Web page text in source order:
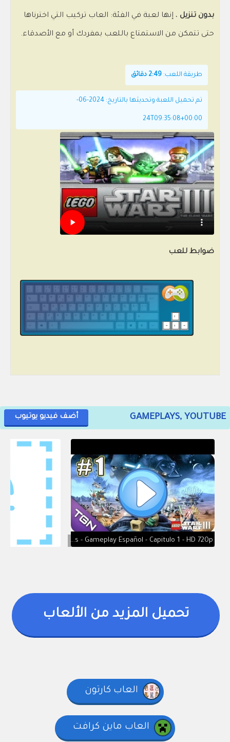
بدون تنزيل ، إنها لعبة في الفئة: العاب تركيب التي اخترناها
حتى تتمكن من الاستمتاع باللعب بمفردك أو مع الأصدقاء.
طريقة اللعب: 2:49 دقائق
تم تحميل اللعبة وتحديثها بالتاريخ: 2024-06-
24T09:35:08+00:00
ضوابط للعب
GAMEPLAYS, YOUTUBE أضف فيديو يوتيوب
Lego Star Wars 3 The Clone Wars - Gameplay Español - Capitulo 1 - HD 720p
تحميل المزيد من الألعاب
العاب كارتون
العاب ماين كرافت